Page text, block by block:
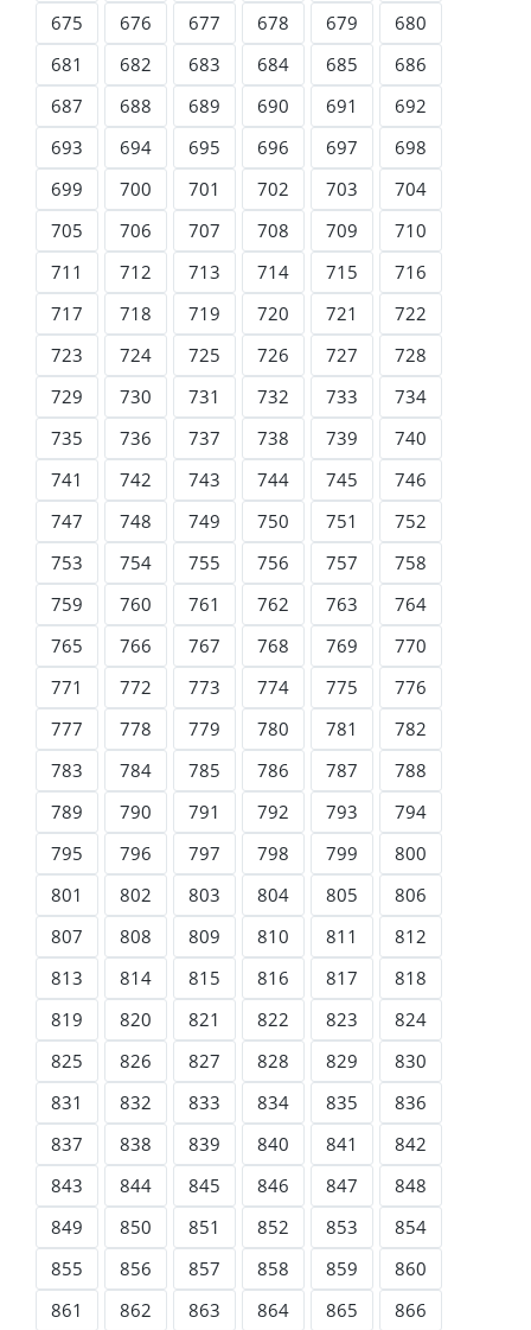
675
676 677 678 679
680
681
682 683 684 685
686
687
688 689 690 691
692
693
694 695 696 697
698
699
700 701 702 703
704
705
706 707 708 709
710
711
712 713 714 715
716
717
718 719 720 721
722
723
724 725 726 727
728
729
730 731 732 733
734
735
736 737 738 739
740
741
742 743 744 745
746
747
748 749 750 751
752
753
754 755 756 757
758
759
760 761 762 763
764
765
766 767 768 769
770
771
772 773 774 775
776
777
778 779 780 781
782
783
784 785 786 787
788
789
790 791 792 793
794
795
796 797 798 799
800
801
802 803 804 805
806
807
808 809 810 811
812
813
814 815 816 817
818
819
820 821 822 823
824
825
826 827 828 829
830
831
832 833 834 835
836
837
838 839 840 841
842
843
844 845 846 847
848
849
850 851 852 853
854
855
856 857 858 859
860
861
862 863 864 865
866